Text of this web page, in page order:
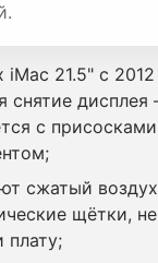
iMac 21.5" с 2012
снятие
с
сжатый
щётки,